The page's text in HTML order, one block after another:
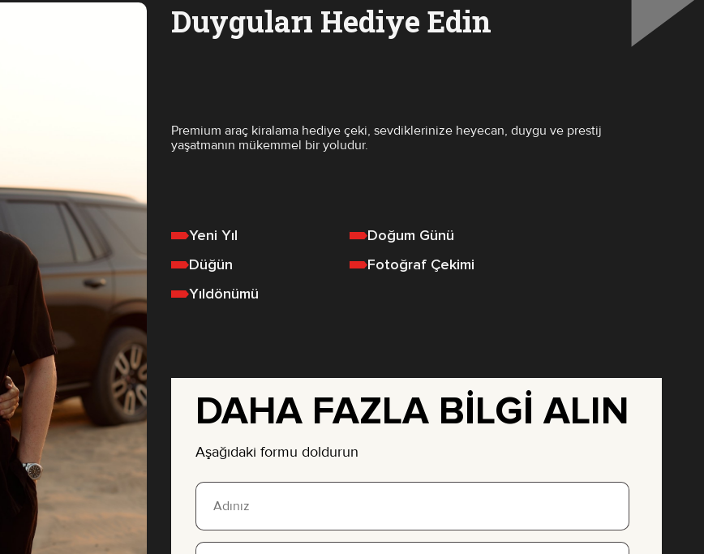
Duyguları Hediye Edin
Premium araç kiralama hediye çeki, sevdiklerinize heyecan, duygu ve prestij
yaşatmanın mükemmel bir yoludur.
Yeni Yıl
Doğum Günü
Düğün
Fotoğraf Çekimi
Yıldönümü
DAHA FAZLA BILGI ALIN
Aşağıdaki formu doldurun